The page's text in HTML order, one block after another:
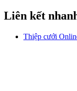
Liên kết
Thiệp cưới